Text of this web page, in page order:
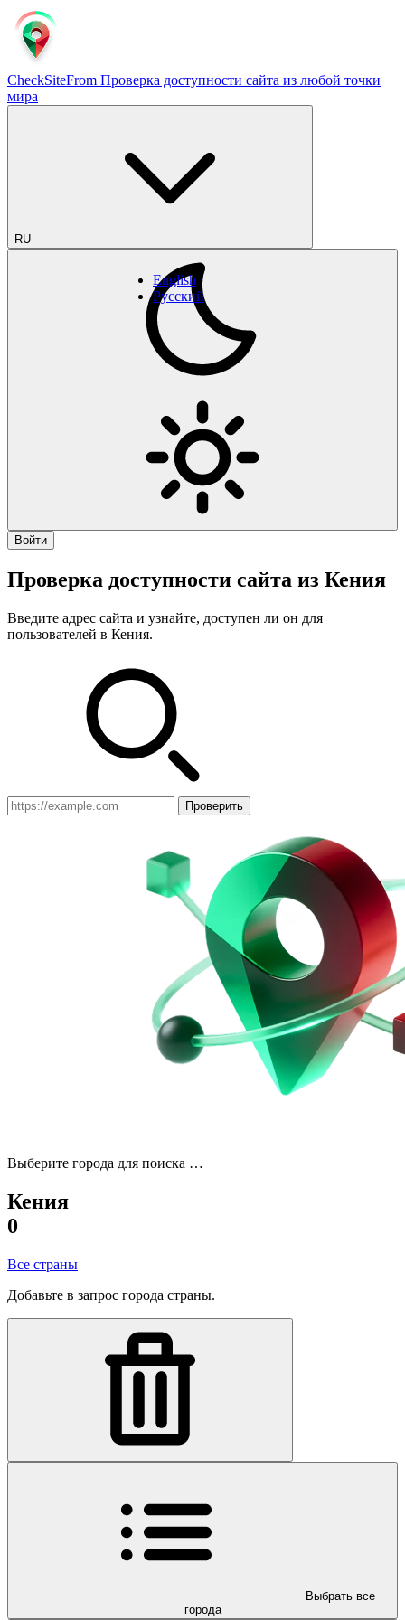
CheckSiteFrom Проверка доступности сайта из любой точки
мира
RU
English
Русский
Войти
Проверка доступности сайта из Кения
Введите адрес сайта и узнайте, доступен ли он для
пользователей в Кения.
Проверить
Выберите города для поиска …
Кения
0
Все страны
Добавьте в запрос города страны.
Выбрать все
города